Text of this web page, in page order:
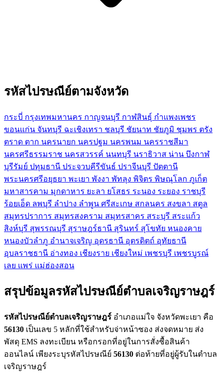
รหัสไปรษณีย์ตามจังหวัด
กระบี่ กรุงเทพมหานคร กาญจนบุรี กาฬสินธุ์ กำแพงเพชร
ขอนแก่น จันทบุรี ฉะเชิงเทรา ชลบุรี ชัยนาท ชัยภูมิ ชุมพร ตรัง
ตราด ตาก นครนายก นครปฐม นครพนม นครราชสีมา
นครศรีธรรมราช นครสวรรค์ นนทบุรี นราธิวาส น่าน บึงกาฬ
บุรีรัมย์ ปทุมธานี ประจวบคีรีขันธ์ ปราจีนบุรี ปัตตานี
พระนครศรีอยุธยา พะเยา พังงา พัทลุง พิจิตร พิษณุโลก ภูเก็ต
มหาสารคาม มุกดาหาร ยะลา ยโสธร ระนอง ระยอง ราชบุรี
ร้อยเอ็ด ลพบุรี ลำปาง ลำพูน ศรีสะเกษ สกลนคร สงขลา สตูล
สมุทรปราการ สมุทรสงคราม สมุทรสาคร สระบุรี สระแก้ว
สิงห์บุรี สุพรรณบุรี สุราษฎร์ธานี สุรินทร์ สุโขทัย หนองคาย
หนองบัวลำภู อำนาจเจริญ อุดรธานี อุตรดิตถ์ อุทัยธานี
อุบลราชธานี อ่างทอง เชียงราย เชียงใหม่ เพชรบุรี เพชรบูรณ์
เลย แพร่ แม่ฮ่องสอน
สรุปข้อมูลรหัสไปรษณีย์ตำบลเจริญราษฎร์
รหัสไปรษณีย์ตำบลเจริญราษฎร์ อำเภอแม่ใจ จังหวัดพะเยา คือ
56130 เป็นเลข 5 หลักที่ใช้สำหรับจ่าหน้าซอง ส่งจดหมาย ส่ง
พัสดุ EMS ลงทะเบียน หรือกรอกที่อยู่ในการสั่งซื้อสินค้า
ออนไลน์ เพียงระบุรหัสไปรษณีย์ 56130 ต่อท้ายที่อยู่ผู้รับในตำบล
เจริญราษฎร์